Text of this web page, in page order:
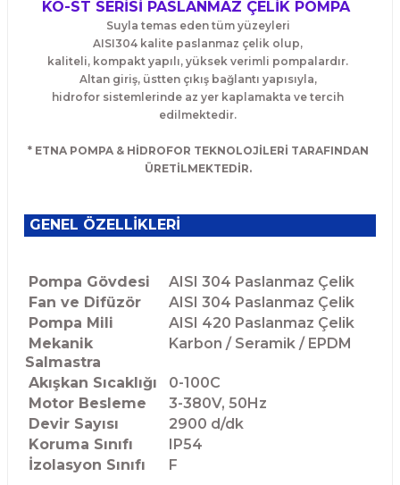
KO-ST SERİSİ PASLANMAZ ÇELİK POMPA
Suyla temas eden tüm yüzeyleri
AISI304 kalite paslanmaz çelik olup,
kaliteli, kompakt yapılı, yüksek verimli pompalardır.
Altan giriş, üstten çıkış bağlantı yapısıyla,
hidrofor sistemlerinde az yer kaplamakta ve tercih
edilmektedir.
* ETNA POMPA & HİDROFOR TEKNOLOJİLERİ TARAFINDAN
ÜRETİLMEKTEDİR.
GENEL ÖZELLİKLERİ
Pompa Gövdesi
AISI 304 Paslanmaz Çelik
Fan ve Difüzör
AISI 304 Paslanmaz Çelik
Pompa Mili
AISI 420 Paslanmaz Çelik
Mekanik
Salmastra
Karbon / Seramik / EPDM
Akışkan Sıcaklığı
0-100C
Motor Besleme
3-380V, 50Hz
Devir Sayısı
2900 d/dk
Koruma Sınıfı
IP54
İzolasyon Sınıfı
F